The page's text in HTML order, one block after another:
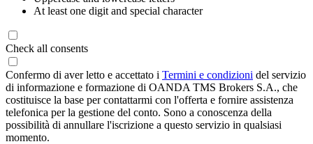
At least one digit and special character
Check all consents
Confermo di aver letto e accettato i Termini e condizioni del servizio
di informazione e formazione di OANDA TMS Brokers S.A., che
costituisce la base per contattarmi con l'offerta e fornire assistenza
telefonica per la gestione del conto. Sono a conoscenza della
possibilità di annullare l'iscrizione a questo servizio in qualsiasi
momento.